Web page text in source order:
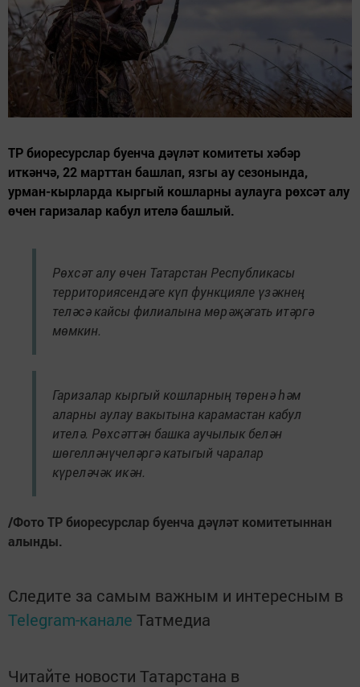
ТР биоресурслар буенча дәүләт комитеты хәбәр
иткәнчә, 22 марттан башлап, язгы ау сезонында,
урман-кырларда кыргый кошларны аулауга рөхсәт алу
өчен гаризалар кабул ителә башлый.
Рөхсәт алу өчен Татарстан Республикасы
территориясендәге күп функцияле үзәкнең
теләсә кайсы филиалына мөрәҗәгать итәргә
мөмкин.
Гаризалар кыргый кошларның төренә һәм
аларны аулау вакытына карамастан кабул
ителә. Рөхсәттән башка аучылык белән
шөгелләнүчеләргә катыгый чаралар
күреләчәк икән.
/Фото ТР биоресурслар буенча дәүләт комитетыннан
алынды.
Следите за самым важным и интересным в
Telegram-канале Татмедиа
Читайте новости Татарстана в